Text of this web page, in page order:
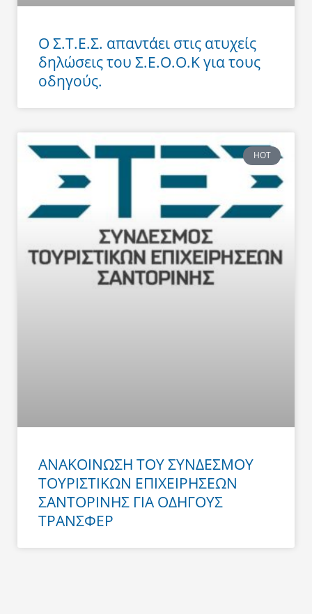
Ο Σ.Τ.Ε.Σ. απαντάει στις ατυχείς
δηλώσεις του Σ.Ε.Ο.Ο.Κ για τους
οδηγούς.
HOT
ΑΝΑΚΟΙΝΩΣΗ ΤΟΥ ΣΥΝΔΕΣΜΟΥ
ΤΟΥΡΙΣΤΙΚΩΝ ΕΠΙΧΕΙΡΗΣΕΩΝ
ΣΑΝΤΟΡΙΝΗΣ ΓΙΑ ΟΔΗΓΟΥΣ
ΤΡΑΝΣΦΕΡ